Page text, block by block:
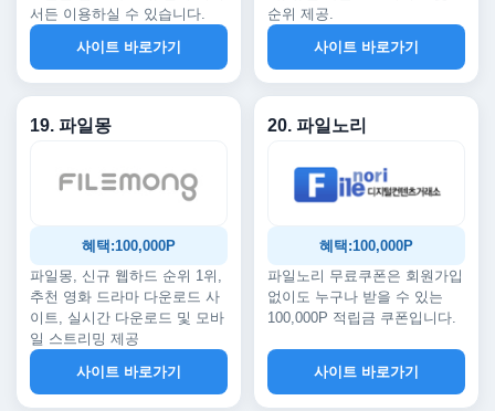
서든 이용하실 수 있습니다.
사이트 바로가기
순위 제공.
사이트 바로가기
19. 파일몽
혜택:100,000P
파일몽, 신규 웹하드 순위 1위,
추천 영화 드라마 다운로드 사
이트, 실시간 다운로드 및 모바
일 스트리밍 제공
사이트 바로가기
20. 파일노리
혜택:100,000P
파일노리 무료쿠폰은 회원가입
없이도 누구나 받을 수 있는
100,000P 적립금 쿠폰입니다.
사이트 바로가기